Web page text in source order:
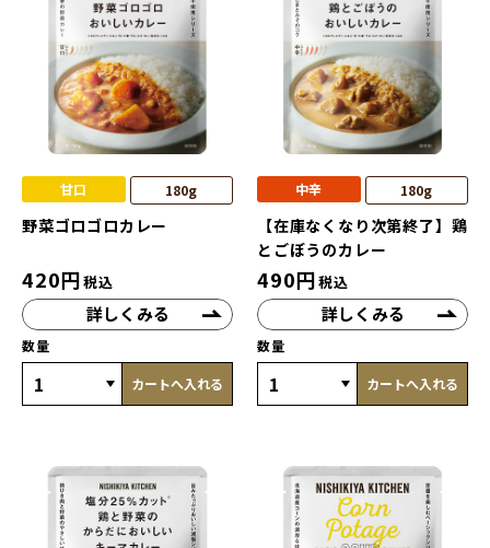
甘口 180g
野菜ゴロゴロカレー
420円税込
詳しくみる
数量
カートへ入れる
中辛 180g
【在庫なくなり次第終了】鶏
とごぼうのカレー
490円税込
詳しくみる
数量
カートへ入れる